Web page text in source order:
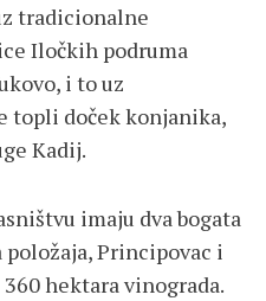
tradicionalne
Iločkih podruma
i to uz
topli doček konjanika,
Kadij.
imaju dva bogata
položaja, Principovac i
hektara vinograda.